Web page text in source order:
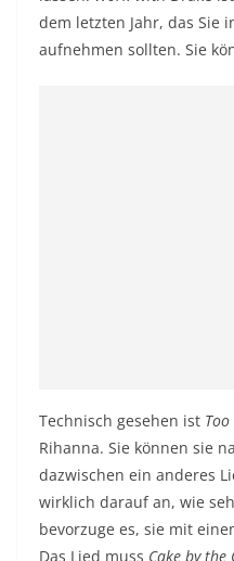
dem letzten Jahr, das Sie
aufnehmen sollten. Sie
Technisch gesehen ist
Rihanna. Sie können sie
dazwischen ein anderes
wirklich darauf an, wie
bevorzuge es, sie mit
Das Lied muss Cake by the